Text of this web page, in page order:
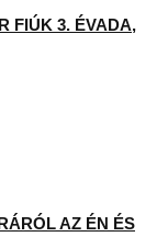
FIÚK 3. ÉVADA,
AZ ÉN ÉS